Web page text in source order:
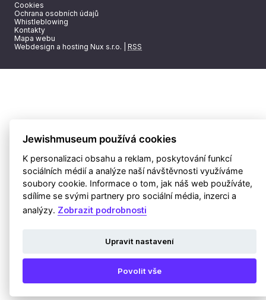
Cookies
Ochrana osobních údajů
Whistleblowing
Kontakty
Mapa webu
Webdesign a hosting Nux s.r.o.
RSS
Jewishmuseum používá cookies
K personalizaci obsahu a reklam, poskytování funkcí
sociálních médií a analýze naší návštěvnosti využíváme
soubory cookie. Informace o tom, jak náš web používáte,
sdílíme se svými partnery pro sociální média, inzerci a
analýzy. Zobrazit podrobnosti
Upravit nastavení
Povolit vše